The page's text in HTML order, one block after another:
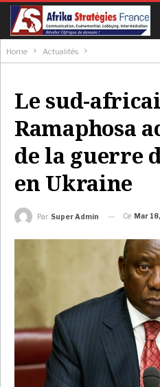
Home Actualités
Le sud-
Ramaphosa
de la guerre
en Ukraine
Par Super Admin Ce Mar